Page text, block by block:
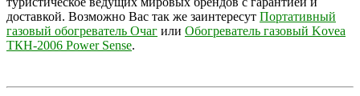
доставкой. Возможно Вас так же заинтересут Портативный
газовый обогреватель Очаг или Обогреватель газовый Kovea
ТКН-2006 Power Sense.